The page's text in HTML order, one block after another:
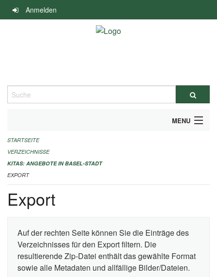
Navigation
überspringen
Anmelden
Suche
MENU
ALLGEMEINE INFORMATIONEN
IMPRESSUM
STARTSEITE
VERZEICHNISSE
KITAS: ANGEBOTE IN BASEL-STADT
EXPORT
Export
Auf der rechten Seite können Sie die Einträge des
Verzeichnisses für den Export filtern. Die
resultierende Zip-Datei enthält das gewählte Format
sowie alle Metadaten und allfällige Bilder/Dateien.